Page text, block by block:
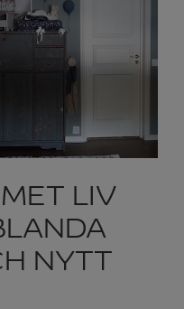
LIV
NYTT